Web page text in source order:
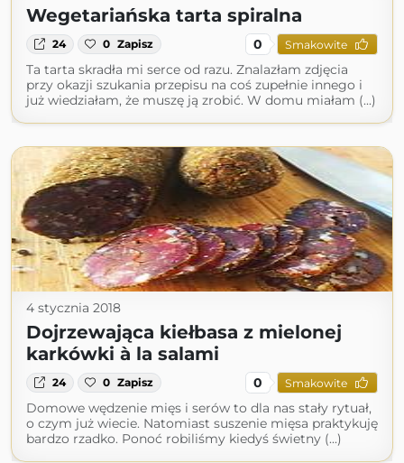
Wegetariańska tarta spiralna
24 0 Zapisz 0 Smakowite
Ta tarta skradła mi serce od razu. Znalazłam zdjęcia
przy okazji szukania przepisu na coś zupełnie innego i
już wiedziałam, że muszę ją zrobić. W domu miałam (...)
4 stycznia 2018
Dojrzewająca kiełbasa z mielonej
karkówki à la salami
24 0 Zapisz 0 Smakowite
Domowe wędzenie mięs i serów to dla nas stały rytuał,
o czym już wiecie. Natomiast suszenie mięsa praktykuję
bardzo rzadko. Ponoć robiliśmy kiedyś świetny (...)